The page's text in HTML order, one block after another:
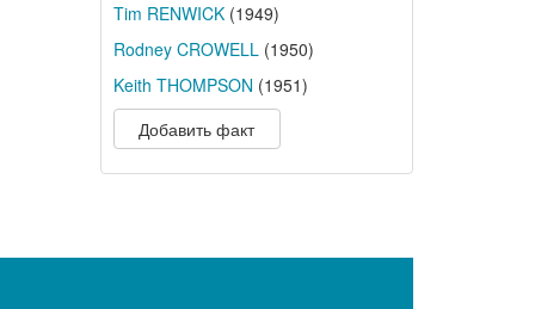
Tim RENWICK(1949)
Rodney CROWELL(1950)
Keith THOMPSON (1951)
Добавить факт